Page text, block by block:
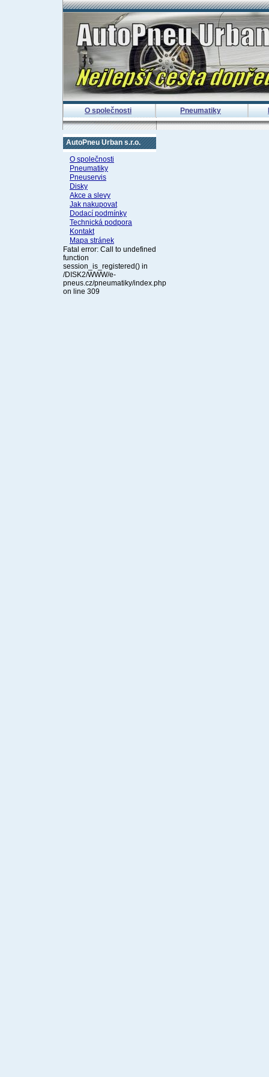
O společnosti Pneumatiky
AutoPneu Urban s.r.o.
O společnosti
Pneumatiky
Pneuservis
Disky
Akce a slevy
Jak nakupovat
Dodací podmínky
Technická podpora
Kontakt
Mapa stránek
Fatal error: Call to undefined
function
session_is_registered() in
/DISK2/WWW/e-
pneus.cz/pneumatiky/index.php
on line 309